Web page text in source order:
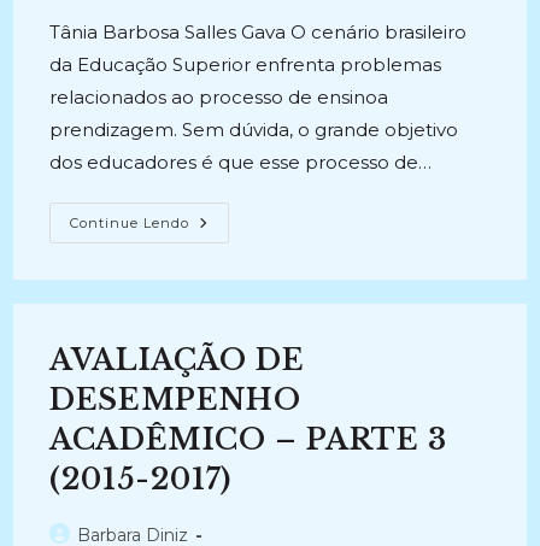
Tânia Barbosa Salles Gava O cenário brasileiro
da Educação Superior enfrenta problemas
relacionados ao processo de ensinoa
prendizagem. Sem dúvida, o grande objetivo
dos educadores é que esse processo de…
Continue Lendo AVALIAÇÃO
DE
-2015)
AVALIAÇÃO DE
DESEMPENHO
ACADÊMICO – PARTE 3
(2015-2017)
AutorBarbara Diniz